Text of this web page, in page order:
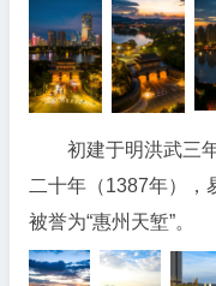
初建于明洪武三
二十年（1387年），
被誉为“惠州天堑”。